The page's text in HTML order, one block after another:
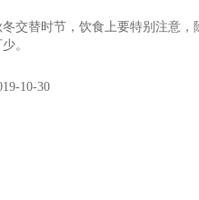
冬交替时节，饮食上要特别注意
。
10-30